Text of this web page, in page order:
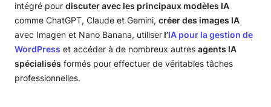
intégré pour discuter avec les principaux modèles IA
comme ChatGPT, Claude et Gemini, créer des images IA
avec Imagen et Nano Banana, utiliser l’IA pour la gestion de
WordPress et accéder à de nombreux autres agents IA
spécialisés formés pour effectuer de véritables tâches
professionnelles.